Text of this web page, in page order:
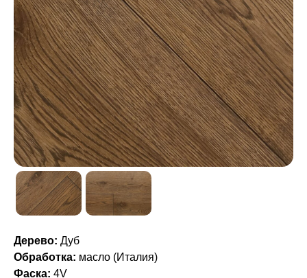
Дерево: Дуб
Обработка: масло (Италия)
Фаска: 4V